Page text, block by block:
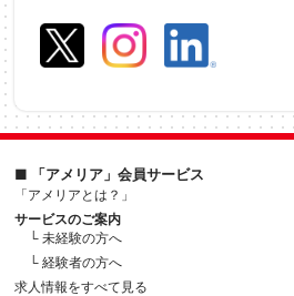
■ 「アメリア」会員サービス
「アメリアとは？」
サービスのご案内
└ 未経験の方へ
└ 経験者の方へ
求人情報をすべて見る